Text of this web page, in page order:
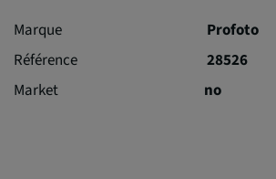
Marque
Profoto
Référence
28526
Market
no